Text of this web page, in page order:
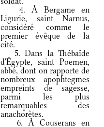
4. À Bergame en
Ligurie, saint Narnus,
considéré comme le
premier évêque de la
cité.
5. Dans la Thébaïde
d'Égypte, saint Poemen,
abbé, dont on rapporte de
nombreux apophtegmes
empreints de sagesse,
parmi les plus
remarquables des
anachorètes.
6. À Couserans en